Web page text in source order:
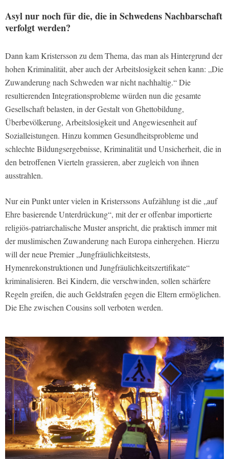
Asyl nur noch für die, die in Schwedens Nachbarschaft
verfolgt werden?
Dann kam Kristersson zu dem Thema, das man als Hintergrund der
hohen Kriminalität, aber auch der Arbeitslosigkeit sehen kann: „Die
Zuwanderung nach Schweden war nicht nachhaltig.“ Die
resultierenden Integrationsprobleme würden nun die gesamte
Gesellschaft belasten, in der Gestalt von Ghettobildung,
Überbevölkerung, Arbeitslosigkeit und Angewiesenheit auf
Sozialleistungen. Hinzu kommen Gesundheitsprobleme und
schlechte Bildungsergebnisse, Kriminalität und Unsicherheit, die in
den betroffenen Vierteln grassieren, aber zugleich von ihnen
ausstrahlen.
Nur ein Punkt unter vielen in Kristerssons Aufzählung ist die „auf
Ehre basierende Unterdrückung“, mit der er offenbar importierte
religiös-patriarchalische Muster anspricht, die praktisch immer mit
der muslimischen Zuwanderung nach Europa einhergehen. Hierzu
will der neue Premier „Jungfräulichkeitstests,
Hymenrekonstruktionen und Jungfräulichkeitszertifikate“
kriminalisieren. Bei Kindern, die verschwinden, sollen schärfere
Regeln greifen, die auch Geldstrafen gegen die Eltern ermöglichen.
Die Ehe zwischen Cousins soll verboten werden.